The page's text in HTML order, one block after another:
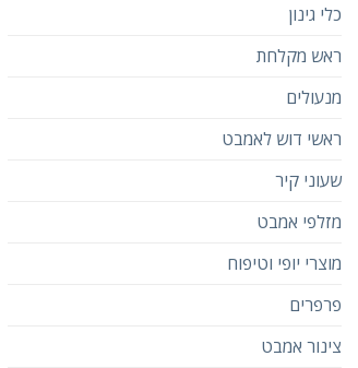
כלי גינון
ראש מקלחת
מנעולים
ראשי דוש לאמבט
שעוני קיר
מזלפי אמבט
מוצרי יופי וטיפוח
פרפרים
צינור אמבט